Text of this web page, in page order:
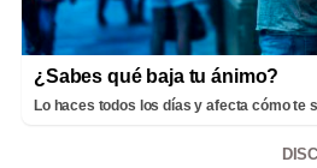
¿Sabes qué baja tu ánimo?
Lo haces todos los días y afecta cómo te